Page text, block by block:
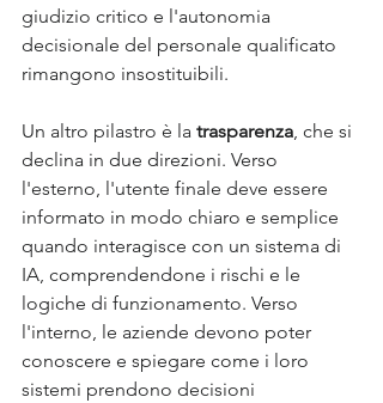
giudizio critico e l'autonomia
decisionale del personale qualificato
rimangono insostituibili.
Un altro pilastro è la trasparenza , che si
declina in due direzioni. Verso
l'esterno, l'utente finale deve essere
informato in modo chiaro e semplice
quando interagisce con un sistema di
IA, comprendendone i rischi e le
logiche di funzionamento. Verso
l'interno, le aziende devono poter
conoscere e spiegare come i loro
sistemi prendono decisioni